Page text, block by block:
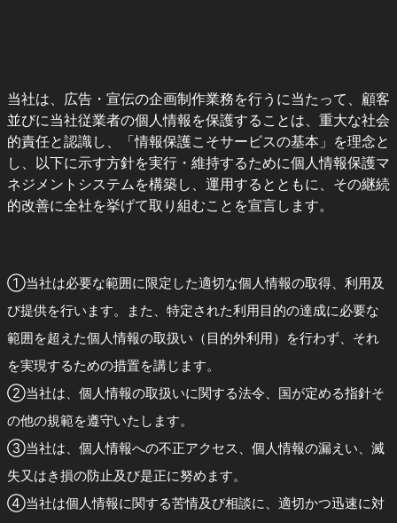
当社は、広告・宣伝の企画制作業務を行うに当たって、顧客
並びに当社従業者の個人情報を保護することは、重大な社会
的責任と認識し、「情報保護こそサービスの基本」を理念と
し、以下に示す方針を実行・維持するために個人情報保護マ
ネジメントシステムを構築し、運用するとともに、その継続
的改善に全社を挙げて取り組むことを宣言します。
①当社は必要な範囲に限定した適切な個人情報の取得、利用及
び提供を行います。また、特定された利用目的の達成に必要な
範囲を超えた個人情報の取扱い（目的外利用）を行わず、それ
を実現するための措置を講じます。
②当社は、個人情報の取扱いに関する法令、国が定める指針そ
の他の規範を遵守いたします。
③当社は、個人情報への不正アクセス、個人情報の漏えい、滅
失又はき損の防止及び是正に努めます。
④当社は個人情報に関する苦情及び相談に、適切かつ迅速に対